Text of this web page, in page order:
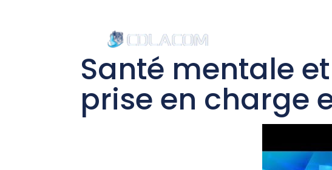
Santé mentale
prise en charge